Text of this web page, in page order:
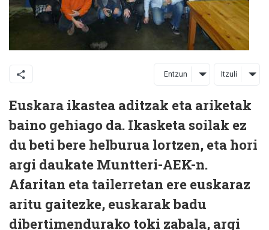
Entzun Itzuli
Euskara ikastea aditzak eta ariketak
baino gehiago da. Ikasketa soilak ez
du beti bere helburua lortzen, eta hori
argi daukate Muntteri-AEK-n.
Afaritan eta tailerretan ere euskaraz
aritu gaitezke, euskarak badu
dibertimendurako toki zabala, argi